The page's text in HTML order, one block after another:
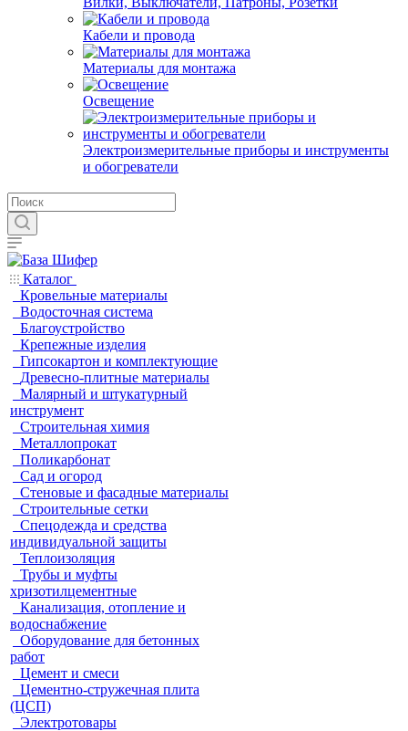
Кабели и провода
Материалы для монтажа
Освещение
Электроизмерительные приборы и инструменты
и обогреватели
Каталог
Кровельные материалы
Водосточная система
Благоустройство
Крепежные изделия
Гипсокартон и комплектующие
Древесно-плитные материалы
Малярный и штукатурный
инструмент
Строительная химия
Металлопрокат
Поликарбонат
Сад и огород
Стеновые и фасадные материалы
Строительные сетки
Спецодежда и средства
индивидуальной защиты
Теплоизоляция
Трубы и муфты
хризотилцементные
Канализация, отопление и
водоснабжение
Оборудование для бетонных
работ
Цемент и смеси
Цементно-стружечная плита
(ЦСП)
Электротовары